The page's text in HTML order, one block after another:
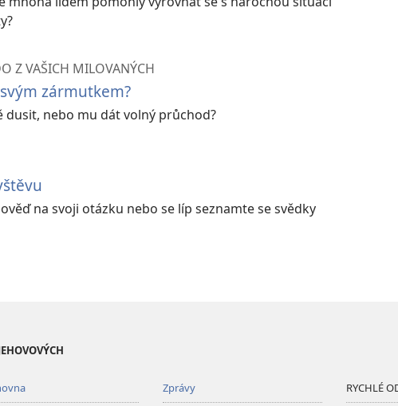
Z VAŠICH MILOVANÝCH
zármutkem?
dusit, nebo mu dát volný průchod?
na svoji otázku nebo se líp seznamte se svědky
Zprávy RYCHLÉ